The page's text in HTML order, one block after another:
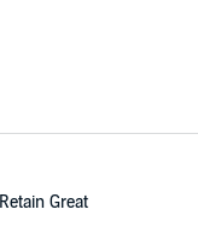
Great